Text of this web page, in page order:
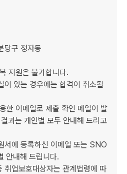
당구 정자동
지원은 불가합니다.
이 있는 경우에는 합격이 취소될
한 이메일로 제출 확인 메일이 발
과는 개인별 모두 안내해 드리고
서에 등록하신 이메일 또는 SNO
안내해 드립니다.
취업보호대상자는 관계법령에 따